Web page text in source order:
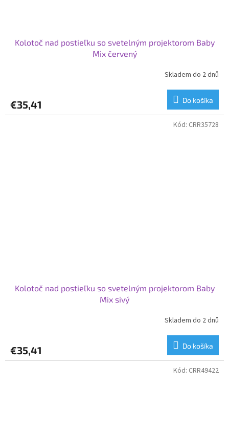
Kolotoč nad postieľku so svetelným projektorom Baby
Mix červený
Skladem do 2 dnů
€35,41 Do košíka
Kolotoč nad postieľku so svetelným projektorom Baby
Mix sivý
Skladem do 2 dnů
€35,41 Do košíka
Kód: CRR35728
Kód: CRR49422